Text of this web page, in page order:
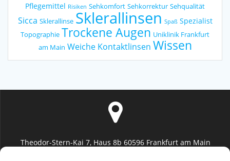
Pflegemittel Risiken Sehkomfort Sehkorrektur Sehqualität
Sicca Sklerallinse Sklerallinsen Spaß Spezialist
Topographie Trockene Augen Uniklinik Frankfurt
am Main Weiche Kontaktlinsen Wissen
Theodor-Stern-Kai 7, Haus 8b 60596 Frankfurt am Main